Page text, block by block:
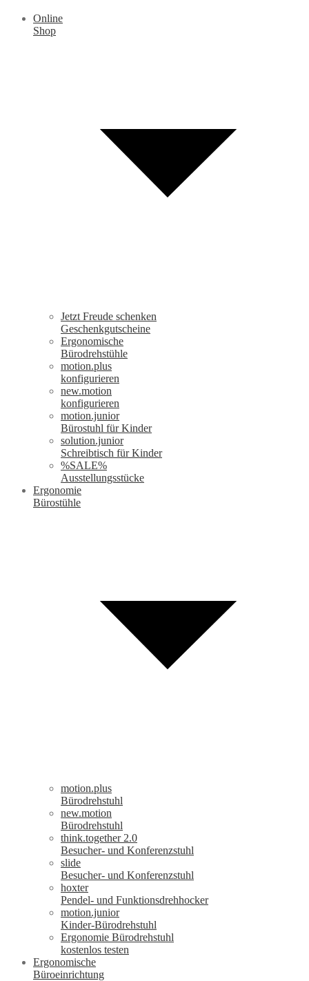
Online
Shop
Jetzt Freude schenken
Geschenkgutscheine
Ergonomische
Bürodrehstühle
motion.plus
konfigurieren
new.motion
konfigurieren
motion.junior
Bürostuhl für Kinder
solution.junior
Schreibtisch für Kinder
%SALE%
Ausstellungsstücke
Ergonomie
Bürostühle
motion.plus
Bürodrehstuhl
new.motion
Bürodrehstuhl
think.together 2.0
Besucher- und Konferenzstuhl
slide
Besucher- und Konferenzstuhl
hoxter
Pendel- und Funktionsdrehhocker
motion.junior
Kinder-Bürodrehstuhl
Ergonomie Bürodrehstuhl
kostenlos testen
Ergonomische
Büroeinrichtung